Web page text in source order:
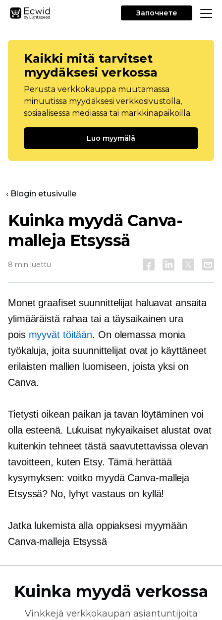
Започнете
Kaikki mitä tarvitset
myydäksesi verkossa
Perusta verkkokauppa muutamassa
minuutissa myydäksesi verkkosivustolla,
sosiaalisessa mediassa tai markkinapaikoilla.
Luo myymälä
‹ Blogin etusivulle
Kuinka myydä Canva-
malleja Etsyssä
8 min luettu
Monet graafiset suunnittelijat haluavat ansaita
ylimääräistä rahaa tai a täysaikainen ura
pois myyvät töitään. On olemassa monia
työkaluja, joita suunnittelijat ovat jo käyttäneet
erilaisten mallien luomiseen, joista yksi on
Canva.
Tietysti oikean paikan ja tavan löytäminen voi
olla esteenä. Lukuisat nykyaikaiset alustat ovat
kuitenkin tehneet tästä saavutettavissa olevan
tavoitteen, kuten Etsy. Tämä herättää
kysymyksen: voitko myydä Canva-malleja
Etsyssä? No, lyhyt vastaus on kyllä!
Jatka lukemista alla oppiaksesi myymään
Canva-malleja Etsyssä
Kuinka myydä verkossa
Vinkkejä verkkokaupan asiantuntijoita